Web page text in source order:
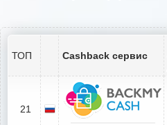
ТОП Cashback сервис
21